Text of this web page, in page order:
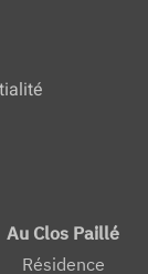
Au Clos Paillé
Résidence